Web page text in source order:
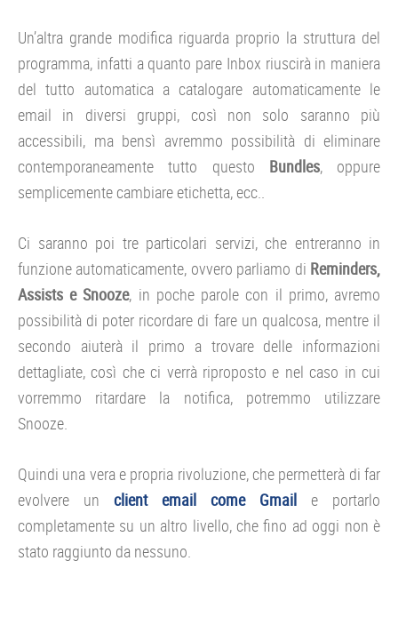
Un’altra grande modifica riguarda proprio la struttura del
programma, infatti a quanto pare Inbox riuscirà in maniera
del tutto automatica a catalogare automaticamente le
email in diversi gruppi, così non solo saranno più
accessibili, ma bensì avremmo possibilità di eliminare
contemporaneamente tutto questo Bundles, oppure
semplicemente cambiare etichetta, ecc..
Ci saranno poi tre particolari servizi, che entreranno in
funzione automaticamente, ovvero parliamo di Reminders,
Assists e Snooze, in poche parole con il primo, avremo
possibilità di poter ricordare di fare un qualcosa, mentre il
secondo aiuterà il primo a trovare delle informazioni
dettagliate, così che ci verrà riproposto e nel caso in cui
vorremmo ritardare la notifica, potremmo utilizzare
Snooze.
Quindi una vera e propria rivoluzione, che permetterà di far
evolvere un client email come Gmail e portarlo
completamente su un altro livello, che fino ad oggi non è
stato raggiunto da nessuno.